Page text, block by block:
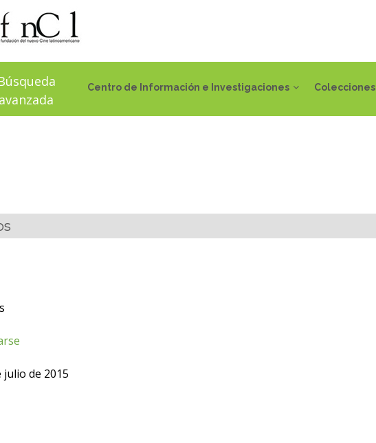
Centro de Información e Investigaciones Colecciones
avanzada
julio de 2015